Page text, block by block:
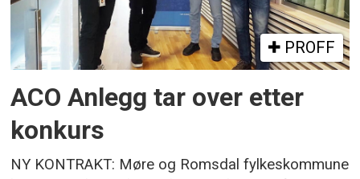
PROFF
ACO Anlegg tar over etter
konkurs
NY KONTRAKT: Møre og Romsdal fylkeskommune